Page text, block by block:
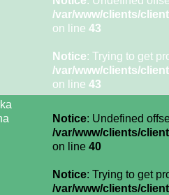
/var/www/clients/
on line 43
Notice: Trying to get
/var/www/clients/
on line 43
Notice: Undefined
/var/www/clients/
on line 40
Notice: Trying to get
/var/www/clients/